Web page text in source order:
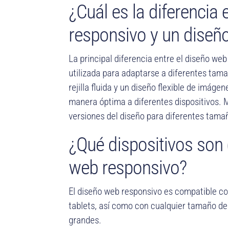
¿Cuál es la diferencia
responsivo y un
La principal diferencia entre el diseño
utilizada para adaptarse a diferentes
rejilla fluida y un diseño flexible de
manera óptima a diferentes dispositivos.
versiones del diseño para diferentes
¿Qué dispositivos
web responsivo?
El diseño web responsivo es compatible
tablets, así como con cualquier tamaño
grandes.